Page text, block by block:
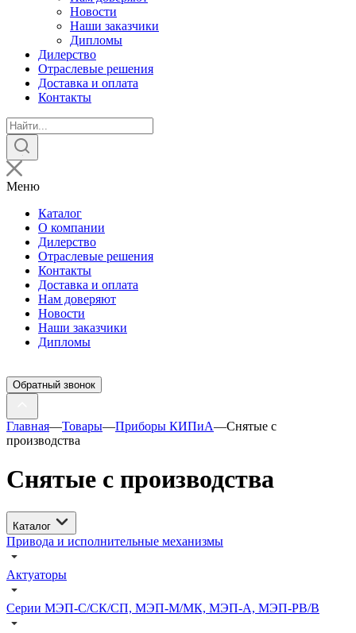
Новости
Наши заказчики
Дипломы
Дилерство
Отраслевые решения
Доставка и оплата
Контакты
Поиск
товаров
Меню
Каталог
О компании
Дилерство
Отраслевые решения
Контакты
Доставка и оплата
Нам доверяют
Новости
Наши заказчики
Дипломы
Обратный звонок
Главная—Товары—Приборы КИПиА—Снятые с
производства
Снятые с производства
Каталог
Привода и исполнительные механизмы
Актуаторы
Серии МЭП-С/СК/СП, МЭП-М/МК, МЭП-А, МЭП-РВ/В